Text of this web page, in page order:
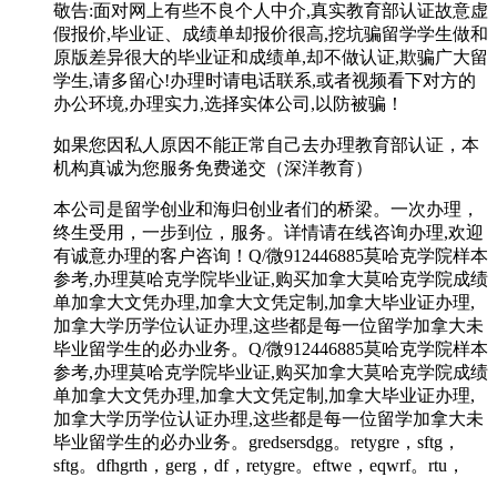
敬告:面对网上有些不良个人中介,真实教育部认证故意虚
假报价,毕业证、成绩单却报价很高,挖坑骗留学学生做和
原版差异很大的毕业证和成绩单,却不做认证,欺骗广大留
学生,请多留心!办理时请电话联系,或者视频看下对方的
办公环境,办理实力,选择实体公司,以防被骗！
如果您因私人原因不能正常自己去办理教育部认证，本
机构真诚为您服务免费递交（深洋教育）
本公司是留学创业和海归创业者们的桥梁。一次办理，
终生受用，一步到位，服务。详情请在线咨询办理,欢迎
有诚意办理的客户咨询！Q/微912446885莫哈克学院样本
参考,办理莫哈克学院毕业证,购买加拿大莫哈克学院成绩
单加拿大文凭办理,加拿大文凭定制,加拿大毕业证办理,
加拿大学历学位认证办理,这些都是每一位留学加拿大未
毕业留学生的必办业务。Q/微912446885莫哈克学院样本
参考,办理莫哈克学院毕业证,购买加拿大莫哈克学院成绩
单加拿大文凭办理,加拿大文凭定制,加拿大毕业证办理,
加拿大学历学位认证办理,这些都是每一位留学加拿大未
毕业留学生的必办业务。gredsersdgg。retygre，sftg，
sftg。dfhgrth，gerg，df，retygre。eftwe，eqwrf。rtu，